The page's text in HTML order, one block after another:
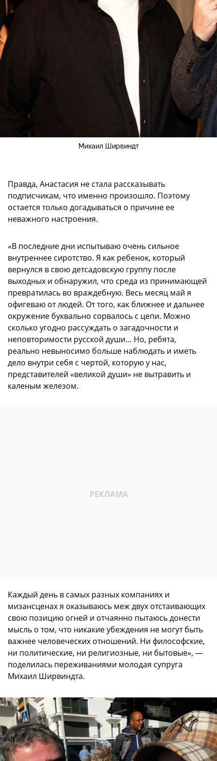
Михаил Ширвиндт
Правда, Анастасия не стала рассказывать
подписчикам, что именно произошло. Поэтому
остается только догадываться о причине ее
неважного настроения.
«В последние дни испытываю очень сильное
внутреннее сиротство. Я как ребенок, который
вернулся в свою детсадовскую группу после
выходных и обнаружил, что среда из принимающей
превратилась во враждебную. Весь месяц май я
офигеваю от людей. От того, как ближнее и дальнее
окружение буквально сорвалось с цепи. Можно
сколько угодно рассуждать о загадочности и
неповторимости русской души… Но, ребята,
реально невыносимо больше наблюдать и иметь
дело внутри себя с чертой, которую у нас,
представителей «великой души» не вытравить и
каленым железом.
Каждый день в самых разных компаниях и
мизансценах я оказываюсь меж двух отстаивающих
свою позицию огней и отчаянно пытаюсь донести
мысль о том, что никакие убеждения не могут быть
важнее человеческих отношений. Ни философские,
ни политические, ни религиозные, ни бытовые», —
поделилась переживаниями молодая супруга
Михаил Ширвиндта.